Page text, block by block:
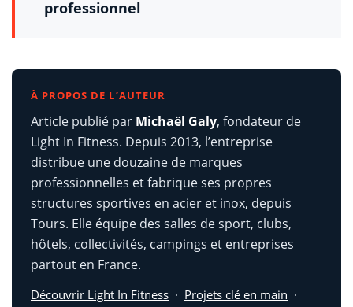
professionnel
À PROPOS DE L’AUTEUR
Article publié par Michaël Galy, fondateur de
Light In Fitness. Depuis 2013, l’entreprise
distribue une douzaine de marques
professionnelles et fabrique ses propres
structures sportives en acier et inox, depuis
Tours. Elle équipe des salles de sport, clubs,
hôtels, collectivités, campings et entreprises
partout en France.
Découvrir Light In Fitness · Projets clé en main ·